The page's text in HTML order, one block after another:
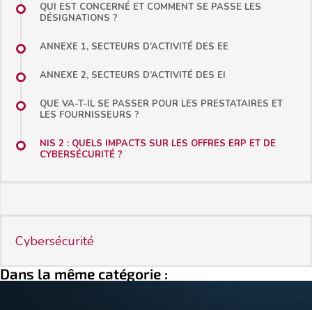
QUI EST CONCERNÉ ET COMMENT SE PASSE LES
DÉSIGNATIONS ?
ANNEXE 1, SECTEURS D’ACTIVITÉ DES EE
ANNEXE 2, SECTEURS D’ACTIVITÉ DES EI
QUE VA-T-IL SE PASSER POUR LES PRESTATAIRES ET
LES FOURNISSEURS ?
NIS 2 : QUELS IMPACTS SUR LES OFFRES ERP ET DE
CYBERSÉCURITÉ ?
Cybersécurité
Dans la même catégorie :